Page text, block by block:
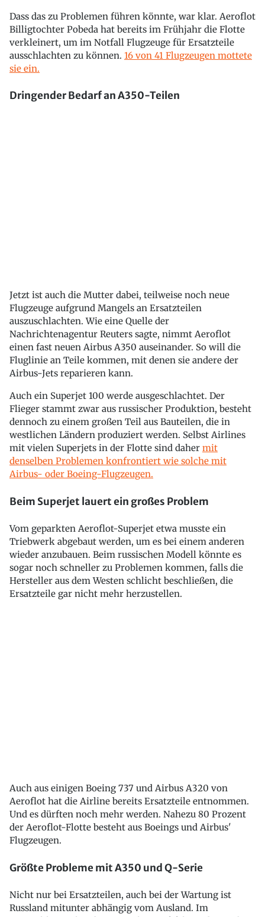
Dass das zu Problemen führen könnte, war klar. Aeroflot
Billigtochter Pobeda hat bereits im Frühjahr die Flotte
verkleinert, um im Notfall Flugzeuge für Ersatzteile
ausschlachten zu können. 16 von 41 Flugzeugen mottete
sie ein.
Dringender Bedarf an A350-Teilen
Jetzt ist auch die Mutter dabei, teilweise noch neue
Flugzeuge aufgrund Mangels an Ersatzteilen
auszuschlachten. Wie eine Quelle der
Nachrichtenagentur Reuters sagte, nimmt Aeroflot
einen fast neuen Airbus A350 auseinander. So will die
Fluglinie an Teile kommen, mit denen sie andere der
Airbus-Jets reparieren kann.
Auch ein Superjet 100 werde ausgeschlachtet. Der
Flieger stammt zwar aus russischer Produktion, besteht
dennoch zu einem großen Teil aus Bauteilen, die in
westlichen Ländern produziert werden. Selbst Airlines
mit vielen Superjets in der Flotte sind daher mit
denselben Problemen konfrontiert wie solche mit
Airbus- oder Boeing-Flugzeugen.
Beim Superjet lauert ein großes Problem
Vom geparkten Aeroflot-Superjet etwa musste ein
Triebwerk abgebaut werden, um es bei einem anderen
wieder anzubauen. Beim russischen Modell könnte es
sogar noch schneller zu Problemen kommen, falls die
Hersteller aus dem Westen schlicht beschließen, die
Ersatzteile gar nicht mehr herzustellen.
Auch aus einigen Boeing 737 und Airbus A320 von
Aeroflot hat die Airline bereits Ersatzteile entnommen.
Und es dürften noch mehr werden. Nahezu 80 Prozent
der Aeroflot-Flotte besteht aus Boeings und Airbus'
Flugzeugen.
Größte Probleme mit A350 und Q-Serie
Nicht nur bei Ersatzteilen, auch bei der Wartung ist
Russland mitunter abhängig vom Ausland. Im